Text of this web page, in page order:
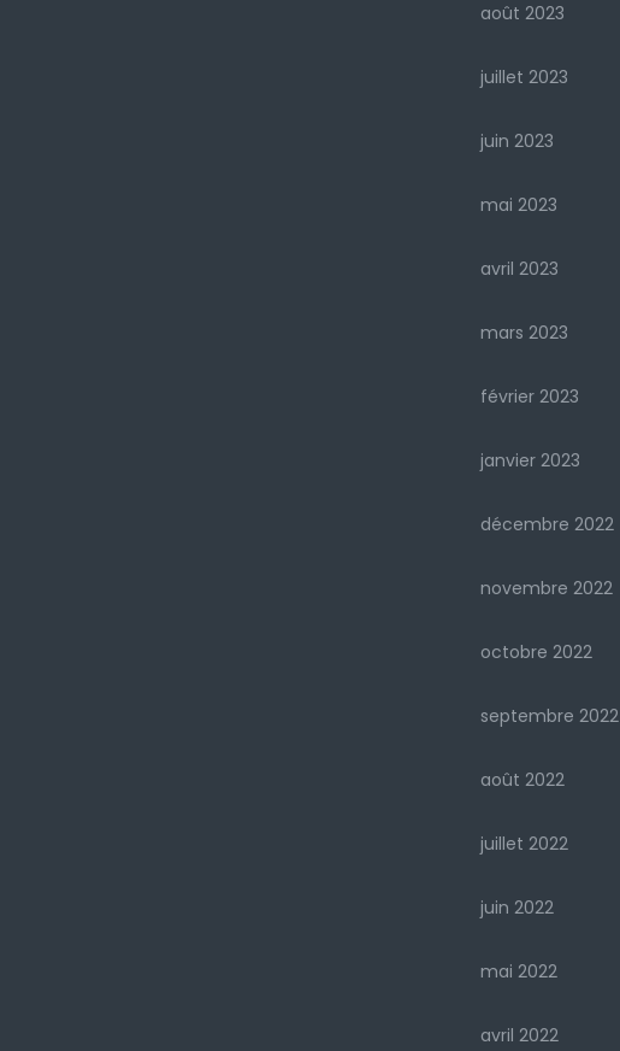
août 2023
juillet 2023
juin 2023
mai 2023
avril 2023
mars 2023
février 2023
janvier 2023
décembre 2022
novembre 2022
octobre 2022
septembre 2022
août 2022
juillet 2022
juin 2022
mai 2022
avril 2022